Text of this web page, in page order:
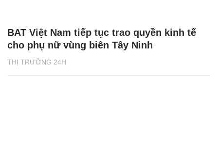
THỊ TRƯỜNG 24H
BAT Việt Nam tiếp tục trao quyền kinh tế
cho phụ nữ vùng biên Tây Ninh